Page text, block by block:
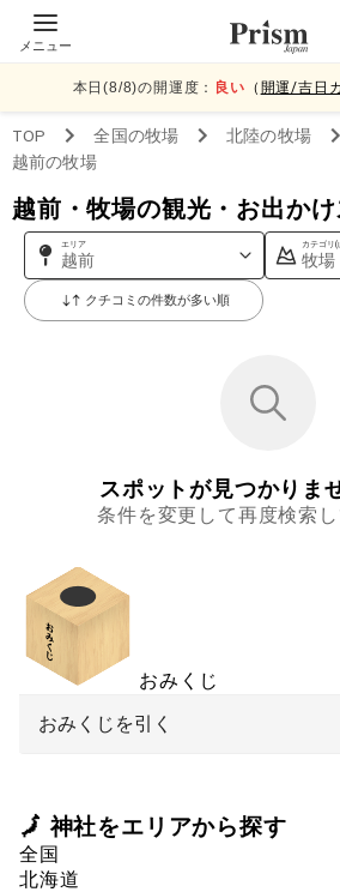
メニュー
本日(8/8)の開運度： 良い （ 開運/吉日
TOP 全国の牧場 北陸の牧場
越前の牧場
越前・牧場の観光・お出かけ
エリア
越前
カテゴリ(
牧場
クチコミの件数が多い順
スポットが見つかりま
条件を変更して再度検索
おみくじ
おみくじを引く
🗾 神社をエリアから探す
全国
北海道